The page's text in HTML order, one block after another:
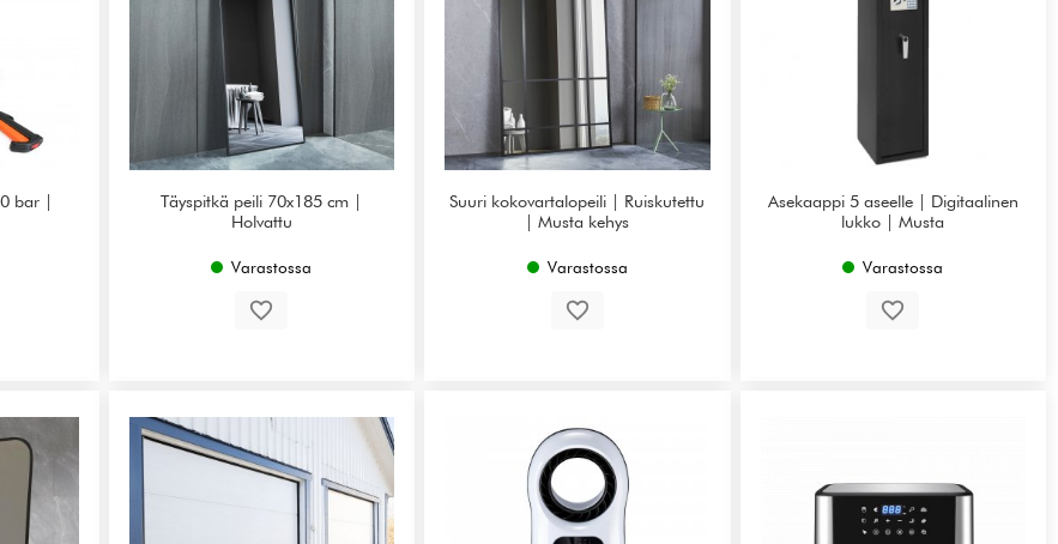
bar |
Täyspitkä peili 70x185 cm |
Holvattu
Varastossa
Suuri kokovartalopeili | Ruiskutettu
| Musta kehys
Varastossa
Asekaappi 5 aseelle | Digitaalinen
lukko | Musta
Varastossa